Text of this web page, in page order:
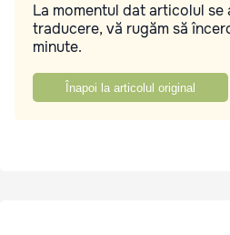
La momentul dat articolul se
traducere, vă rugăm să
minute.
Înapoi la articolul original